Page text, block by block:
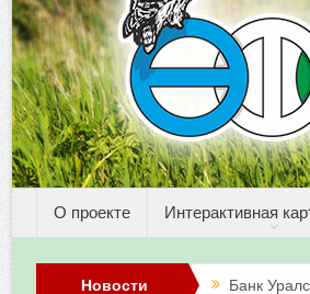
О проекте Интерактивная
Новости Банк